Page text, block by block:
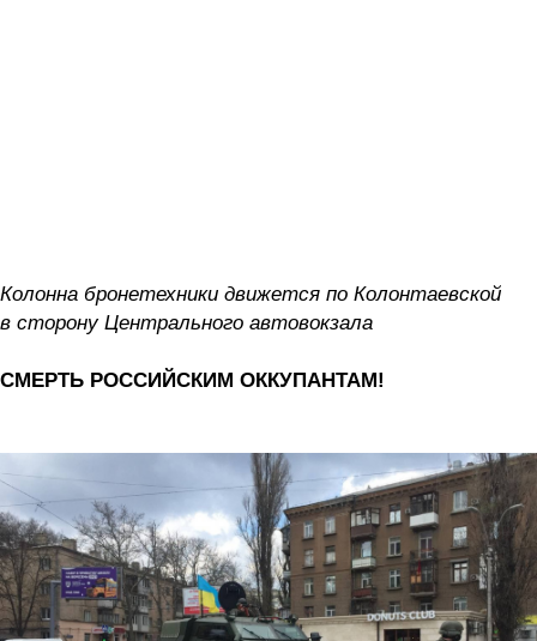
Колонна бронетехники движется по Колонтаевской
в сторону Центрального автовокзала
СМЕРТЬ РОССИЙСКИМ ОККУПАНТАМ!